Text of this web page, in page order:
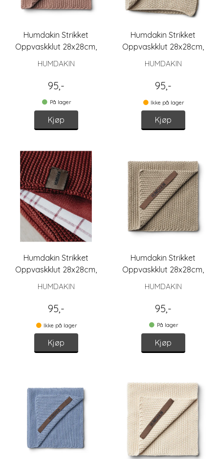
Humdakin Strikket
Oppvaskklut 28x28cm,
HUMDAKIN
95,-
På lager
Kjøp
Humdakin Strikket
Oppvaskklut 28x28cm,
HUMDAKIN
95,-
Ikke på lager
Kjøp
Humdakin Strikket
Oppvaskklut 28x28cm,
Maroon
HUMDAKIN
95,-
Ikke på lager
Kjøp
Humdakin Strikket
Oppvaskklut 28x28cm,
Oak
HUMDAKIN
95,-
På lager
Kjøp